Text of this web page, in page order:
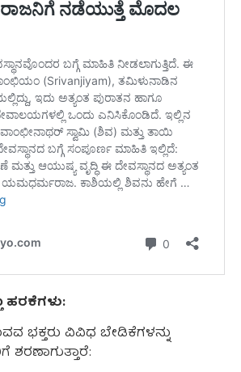
ಹರಕೆಗಳು:
ಭಕ್ತರು ವಿವಿಧ ಬೇಡಿಕೆಗಳನ್ನು
ಶರಣಾಗುತ್ತಾರೆ: